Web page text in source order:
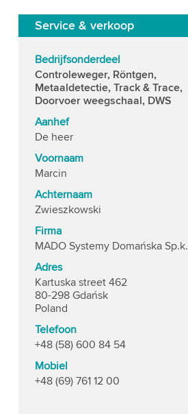
Service & verkoop
Bedrijfsonderdeel
Controleweger, Röntgen,
Metaaldetectie, Track & Trace,
Doorvoer weegschaal, DWS
Aanhef
De heer
Voornaam
Marcin
Achternaam
Zwieszkowski
Firma
MADO Systemy Domańska Sp.k.
Adres
Kartuska street 462
80-298 Gdańsk
Poland
Telefoon
+48 (58) 600 84 54
Mobiel
+48 (69) 761 12 00